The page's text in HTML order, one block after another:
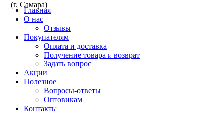
(г. Самара)
Главная
О нас
Отзывы
Покупателям
Оплата и доставка
Получение товара и возврат
Задать вопрос
Акции
Полезное
Вопросы-ответы
Оптовикам
Контакты